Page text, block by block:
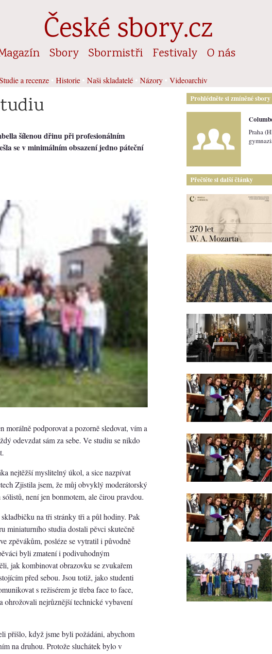
České sbory.cz
Sbory Sbormistři Festivaly O nás
a recenze Historie Naši skladatelé Názory Videoarchiv
šílenou dřinu při profesionálním
se v minimálním obsazení jedno páteční
morálně podporovat a pozorně sledovat, vím a
odevzdat sám za sebe. Ve studiu se nikdo
nejtěžší myslitelný úkol, a sice nazpívat
Zjistila jsem, že můj obvyklý moderátorský
není jen bonmotem, ale čirou pravdou.
na tři stránky tři a půl hodiny. Pak
miniaturního studia dostali pěvci skutečně
zpěvákům, posléze se vytratil i původně
byli zmatení i podivuhodným
jak kombinovat obrazovku se zvukařem
před sebou. Jsou totiž, jako studenti
s režisérem je třeba face to face,
ohrožovali nejrůznější technické vybavení
přišlo, když jsme byli požádáni, abychom
na druhou. Protože sluchátek bylo v
Prohlédněte si zmíněné sbory
Praha
Přečtěte si další články